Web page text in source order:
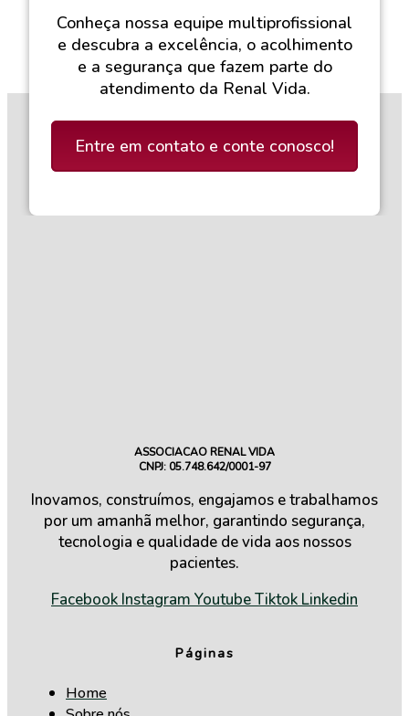
Conheça nossa equipe multiprofissional
e descubra a excelência, o acolhimento
e a segurança que fazem parte do
atendimento da Renal Vida.
Entre em contato e conte conosco!
ASSOCIACAO RENAL VIDA
CNPJ: 05.748.642/0001-97
Inovamos, construímos, engajamos e trabalhamos
por um amanhã melhor, garantindo segurança,
tecnologia e qualidade de vida aos nossos
pacientes.
Facebook Instagram YoutubeTiktok Linkedin
Páginas
Home